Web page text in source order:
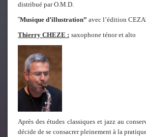
distribué par O.M.D.
“Musique d’illustration” avec l’édition
Thierry CHEZE : saxophone ténor et alto
Après des études classiques et jazz au
décide de se consacrer pleinement à la